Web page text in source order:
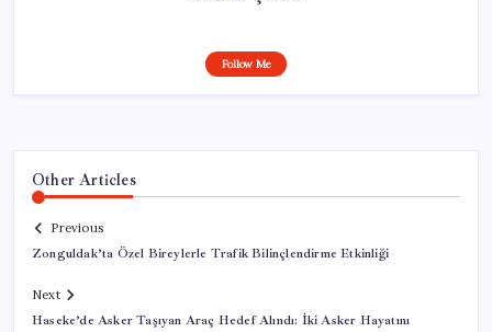
Follow Me
Other Articles
Previous
Zonguldak’ta Özel Bireylerle Trafik Bilinçlendirme Etkinliği
Next
Haseke’de Asker Taşıyan Araç Hedef Alındı: İki Asker Hayatını